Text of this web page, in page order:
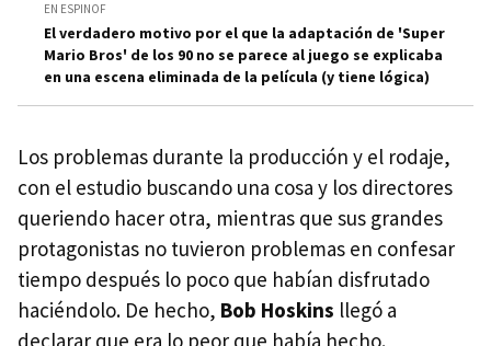
EN ESPINOF
El verdadero motivo por el que la adaptación de 'Super
Mario Bros' de los 90 no se parece al juego se explicaba
en una escena eliminada de la película (y tiene lógica)
Los problemas durante la producción y el rodaje,
con el estudio buscando una cosa y los directores
queriendo hacer otra, mientras que sus grandes
protagonistas no tuvieron problemas en confesar
tiempo después lo poco que habían disfrutado
haciéndolo. De hecho, Bob Hoskins llegó a